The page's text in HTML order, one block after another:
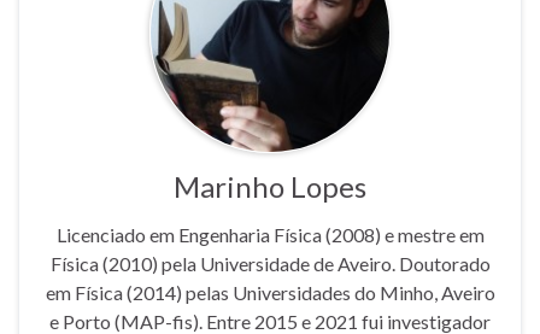
Marinho Lopes
Licenciado em Engenharia Física (2008) e mestre em
Física (2010) pela Universidade de Aveiro. Doutorado
em Física (2014) pelas Universidades do Minho, Aveiro
e Porto (MAP-fis). Entre 2015 e 2021 fui investigador